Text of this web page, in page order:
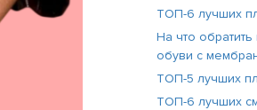
ТОП-6 лучших
На что
обуви с
ТОП-5 лучших
ТОП-6 лучших